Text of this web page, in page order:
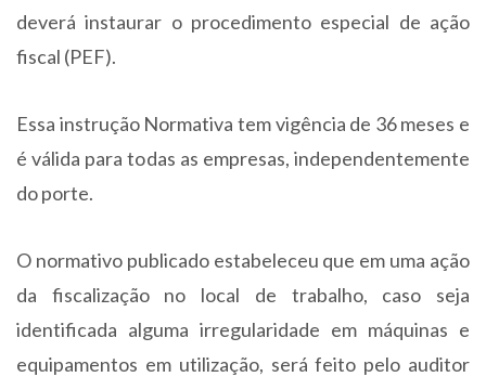
deverá instaurar o procedimento especial de ação
fiscal (PEF).
Essa instrução Normativa tem vigência de 36 meses e
é válida para todas as empresas, independentemente
do porte.
O normativo publicado estabeleceu que em uma ação
da fiscalização no local de trabalho, caso seja
identificada alguma irregularidade em máquinas e
equipamentos em utilização, será feito pelo auditor